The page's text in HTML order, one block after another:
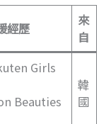
經歷
來
自
Girls
Beauties
韓
國